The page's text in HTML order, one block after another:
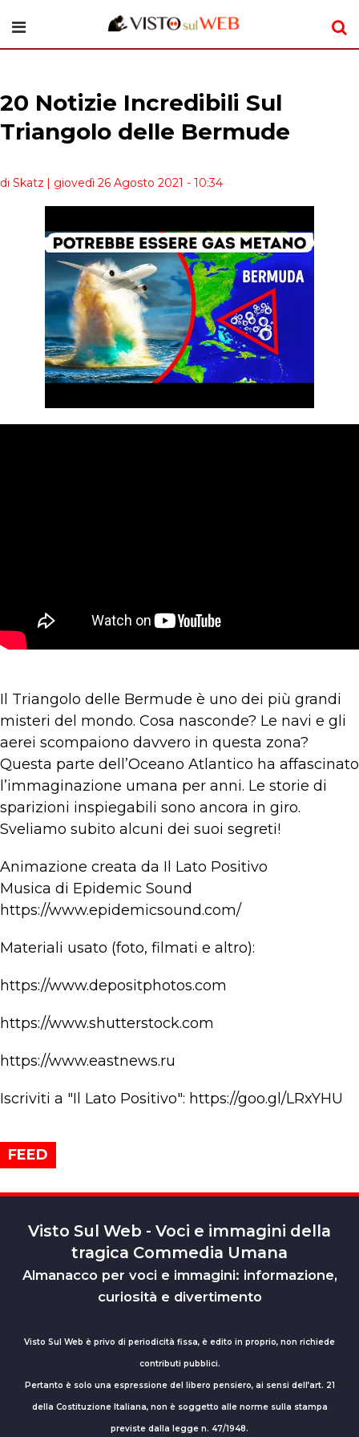
20 Notizie Incredibili Sul
Triangolo delle Bermude
di Skatz | giovedì 26 Agosto 2021 - 10:34
Il Triangolo delle Bermude è uno dei più grandi
misteri del mondo. Cosa nasconde? Le navi e gli
aerei scompaiono davvero in questa zona?
Questa parte dell’Oceano Atlantico ha affascinato
l’immaginazione umana per anni. Le storie di
sparizioni inspiegabili sono ancora in giro.
Sveliamo subito alcuni dei suoi segreti!
Animazione creata da Il Lato Positivo
Musica di Epidemic Sound
https://www.epidemicsound.com/
Materiali usato (foto, filmati e altro):
https://www.depositphotos.com
https://www.shutterstock.com
https://www.eastnews.ru
Iscriviti a "Il Lato Positivo": https://goo.gl/LRxYHU
FEED
Visto Sul Web - Voci e immagini della
tragica Commedia Umana
Almanacco per voci e immagini: informazione,
curiosità e divertimento
Visto Sul Web è privo di periodicità fissa, è edito in proprio, non richiede
contributi pubblici.
Pertanto è solo una espressione del libero pensiero, ai sensi dell’art. 21
della Costituzione Italiana, non è soggetto alle norme sulla stampa
previste dalla legge n. 47/1948.